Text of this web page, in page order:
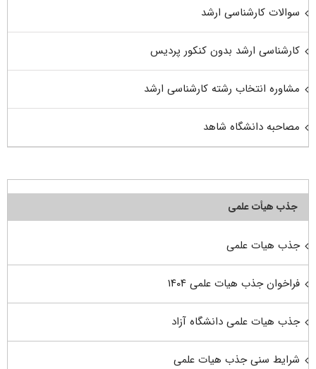
سوالات کارشناسی ارشد
کارشناسی ارشد بدون کنکور پردیس
مشاوره انتخاب رشته کارشناسی ارشد
مصاحبه دانشگاه شاهد
جذب هیأت علمی
جذب هیات علمی
فراخوان جذب هیات علمی ۱۴۰۴
جذب هیات علمی دانشگاه آزاد
شرایط سنی جذب هیات علمی